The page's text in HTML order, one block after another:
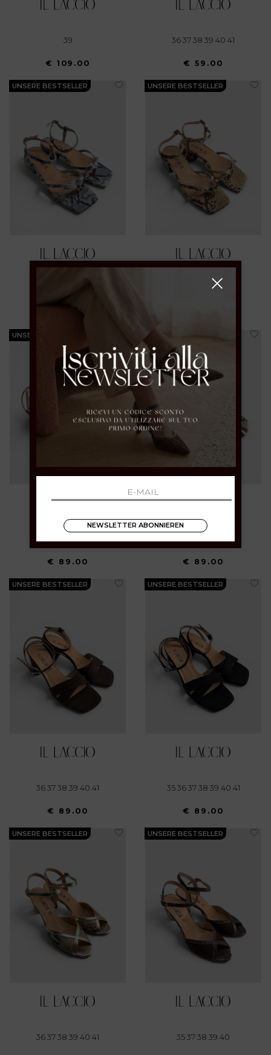
39
€ 109.00
36 37 38 39 40 41
€ 59.00
UNSERE BESTSELLER UNSERE BESTSELLER
37 38 39 40
UNSERE BESTSELLER
€ 89.00
UNSERE BESTSELLER
€ 89.00
UNSERE BESTSELLER
36 37 38 39 40 41
€ 89.00
UNSERE BESTSELLER
35 36 37 38 39 40 41
€ 89.00
UNSERE BESTSELLER
36 37 38 39 40 41
UNSERE BESTSELLER
35 37 38 39 40
NEWSLETTER ABONNIEREN